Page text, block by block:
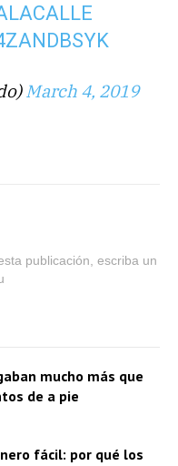
March 4, 2019
publicación, escriba un
mucho más que
de a pie
fácil: por qué los